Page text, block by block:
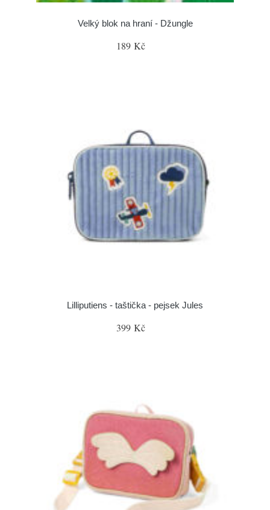
Velký blok na hraní - Džungle
189 Kč
Lilliputiens - taštička - pejsek Jules
399 Kč